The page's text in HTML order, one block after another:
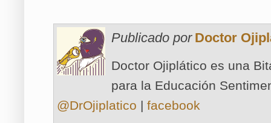
Publicado por Doctor
Doctor Ojiplático es una
para la Educación
@DrOjiplatico | facebook